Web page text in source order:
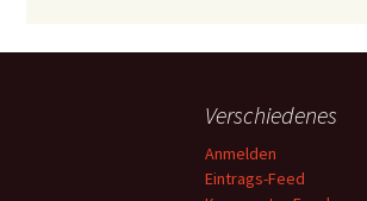
Verschiedenes
Anmelden
Eintrags-Feed